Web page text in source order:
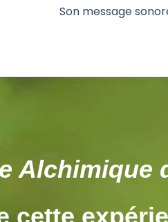
Son message
Alchimique
cette